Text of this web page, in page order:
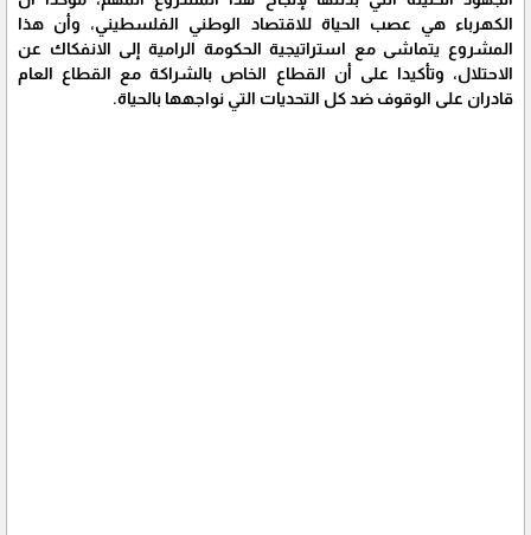
الكهرباء هي عصب الحياة للاقتصاد الوطني الفلسطيني، وأن هذا
المشروع يتماشى مع استراتيجية الحكومة الرامية إلى الانفكاك عن
الاحتلال، وتأكيدا على أن القطاع الخاص بالشراكة مع القطاع العام
قادران على الوقوف ضد كل التحديات التي نواجهها بالحياة.